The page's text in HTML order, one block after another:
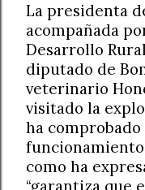
La presidenta
acompañada
Desarrollo
diputado de
veterinario
visitado la
ha
como ha
“garantiza que